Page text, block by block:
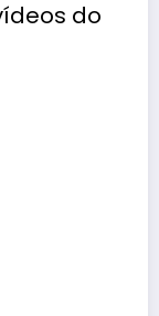
do